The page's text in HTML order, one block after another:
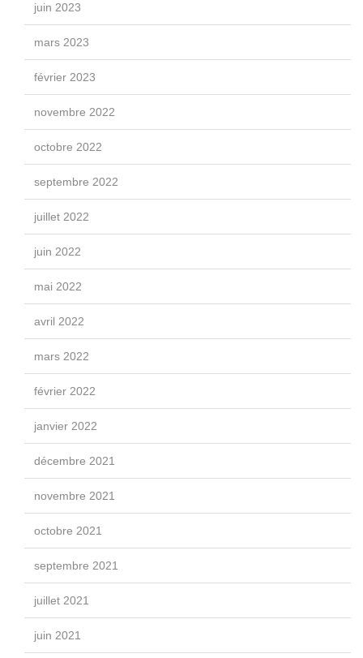
juin 2023
mars 2023
février 2023
novembre 2022
octobre 2022
septembre 2022
juillet 2022
juin 2022
mai 2022
avril 2022
mars 2022
février 2022
janvier 2022
décembre 2021
novembre 2021
octobre 2021
septembre 2021
juillet 2021
juin 2021